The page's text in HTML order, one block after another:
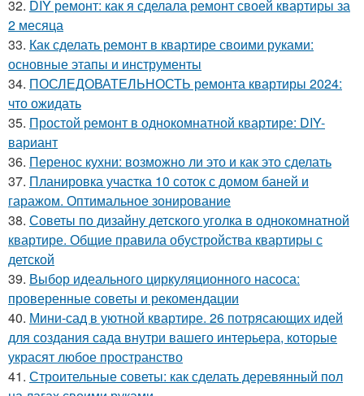
32. DIY ремонт: как я сделала ремонт своей квартиры за
2 месяца
33. Как сделать ремонт в квартире своими руками:
основные этапы и инструменты
34. ПОСЛЕДОВАТЕЛЬНОСТЬ ремонта квартиры 2024:
что ожидать
35. Простой ремонт в однокомнатной квартире: DIY-
вариант
36. Перенос кухни: возможно ли это и как это сделать
37. Планировка участка 10 соток с домом баней и
гаражом. Оптимальное зонирование
38. Советы по дизайну детского уголка в однокомнатной
квартире. Общие правила обустройства квартиры с
детской
39. Выбор идеального циркуляционного насоса:
проверенные советы и рекомендации
40. Мини-сад в уютной квартире. 26 потрясающих идей
для создания сада внутри вашего интерьера, которые
украсят любое пространство
41. Строительные советы: как сделать деревянный пол